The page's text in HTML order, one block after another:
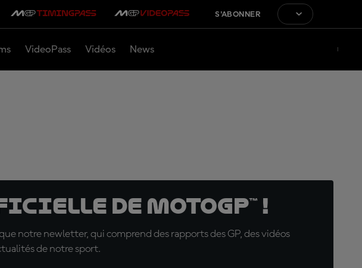
S'ABONNER
VideoPass Vidéos News
de MotoGP™ !
notre newletter, qui comprend des rapports des GP, des vidéos
de notre sport.